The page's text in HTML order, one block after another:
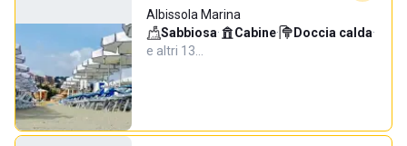
Albissola Marina
Sabbiosa· Cabine· Doccia calda·
e altri 13…